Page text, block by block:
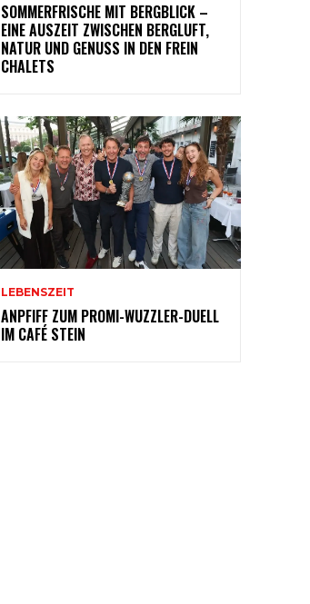
SOMMERFRISCHE MIT BERGBLICK –
EINE AUSZEIT ZWISCHEN BERGLUFT,
NATUR UND GENUSS IN DEN FREIN
CHALETS
LEBENSZEIT
ANPFIFF ZUM PROMI-WUZZLER-DUELL
IM CAFÉ STEIN